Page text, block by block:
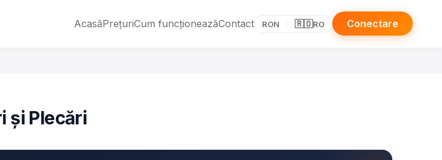
AcasăPrețuriCum funcționeazăContact RON 🇷🇴RO Conectare
și Plecări